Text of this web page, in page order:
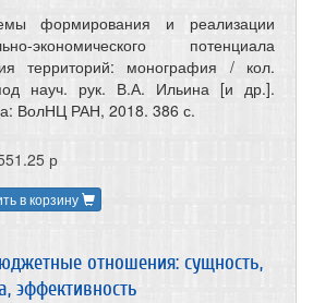
формирования и реализации
экономического потенциала
территорий: монография / кол.
науч. рук. В.А. Ильина [и др.].
ВолНЦ РАН, 2018. 386 с.
р
в корзину
отношения: сущность,
эффективность